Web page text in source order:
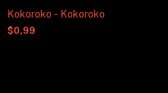
Kokoroko - Kokoroko
$0,99